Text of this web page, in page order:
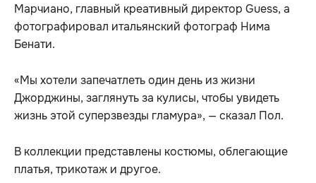
Марчиано, главный креативный директор Guess, а
фотографировал итальянский фотограф Нима
Бенати.
«Мы хотели запечатлеть один день из жизни
Джорджины, заглянуть за кулисы, чтобы увидеть
жизнь этой суперзвезды гламура», — сказал Пол.
В коллекции представлены костюмы, облегающие
платья, трикотаж и другое.